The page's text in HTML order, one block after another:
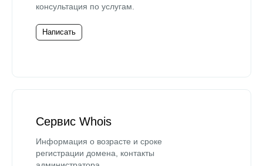
консультация по услугам.
Написать
Сервис Whois
Информация о возрасте и сроке
регистрации домена, контакты